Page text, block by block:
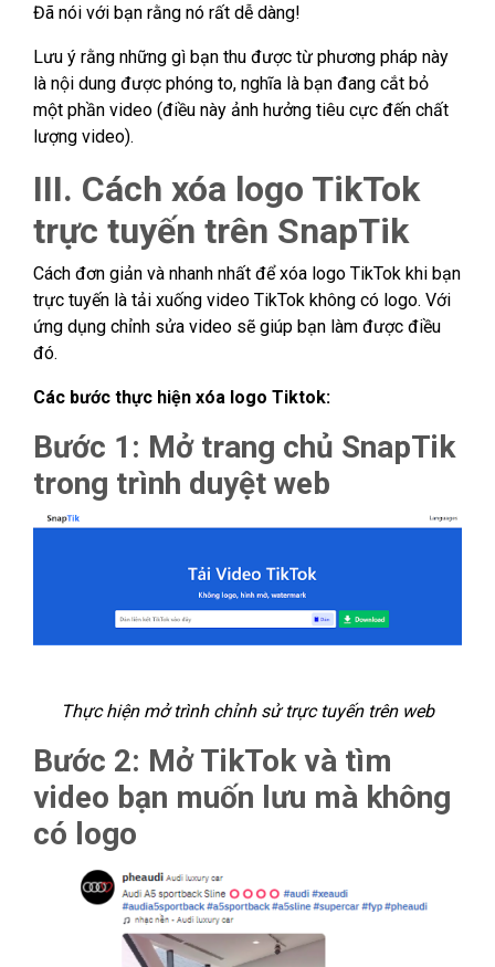
Đã nói với bạn rằng nó rất dễ dàng!
Lưu ý rằng những gì bạn thu được từ phương pháp này
là nội dung được phóng to, nghĩa là bạn đang cắt bỏ
một phần video (điều này ảnh hưởng tiêu cực đến chất
lượng video).
III. Cách xóa logo TikTok
trực tuyến trên SnapTik
Cách đơn giản và nhanh nhất để xóa logo TikTok khi bạn
trực tuyến là tải xuống video TikTok không có logo. Với
ứng dụng chỉnh sửa video sẽ giúp bạn làm được điều
đó.
Các bước thực hiện xóa logo Tiktok:
Bước 1: Mở trang chủ SnapTik
trong trình duyệt web
Thực hiện mở trình chỉnh sử trực tuyến trên web
Bước 2: Mở TikTok và tìm
video bạn muốn lưu mà không
có logo